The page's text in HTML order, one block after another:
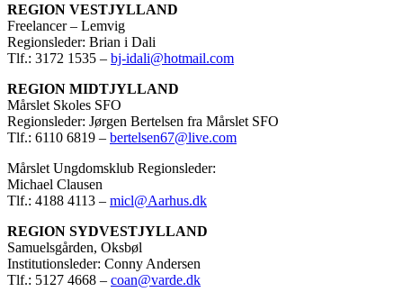
REGION VESTJYLLAND
Freelancer – Lemvig
Regionsleder: Brian i Dali
Tlf.: 3172 1535 – bj-idali@hotmail.com
REGION MIDTJYLLAND
Mårslet Skoles SFO
Regionsleder: Jørgen Bertelsen fra Mårslet SFO
Tlf.: 6110 6819 – bertelsen67@live.com
Mårslet Ungdomsklub Regionsleder:
Michael Clausen
Tlf.: 4188 4113 – micl@Aarhus.dk
REGION SYDVESTJYLLAND
Samuelsgården, Oksbøl
Institutionsleder: Conny Andersen
Tlf.: 5127 4668 – coan@varde.dk